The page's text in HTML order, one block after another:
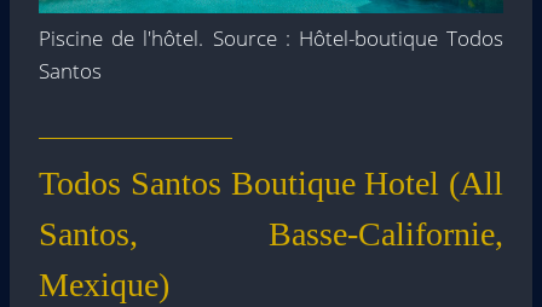
Piscine de l'hôtel. Source : Hôtel-boutique Todos
Santos
Todos Santos Boutique Hotel (All
Santos, Basse-Californie,
Mexique)